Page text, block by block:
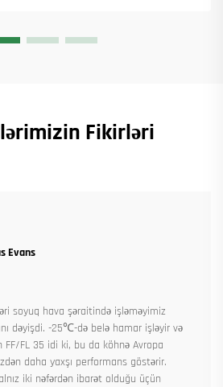
Fikirləri
Evans
soyuq hava şəraitində işləməyimiz
dəyişdi. -25℃-də belə hamar işləyir və
FL 35 idi ki, bu da köhnə Avropa
daha yaxşı performans göstərir.
iki nəfərdən ibarət olduğu üçün